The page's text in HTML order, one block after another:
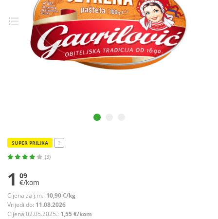
SUPER PRILIKA !
(3)
1 09
€/kom
Cijena za j.m.: 10,90 €/kg
Vrijedi do: 11.08.2026
Cijena 02.05.2025.: 1,55 €/kom